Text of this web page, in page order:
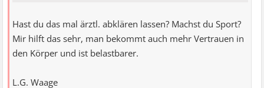
Hast du das mal ärztl. abklären lassen? Machst du Sport?
Mir hilft das sehr, man bekommt auch mehr Vertrauen in
den Körper und ist belastbarer.
L.G. Waage